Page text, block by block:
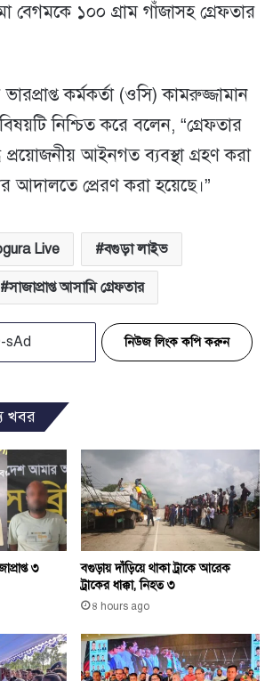
বেগমকে ১০০ গ্রাম গাঁজাসহ গ্রেফতার
কর্মকর্তা (ওসি) কামরুজ্জামান
নিশ্চিত করে বলেন, “গ্রেফতার
প্রয়োজনীয় আইনগত ব্যবস্থা গ্রহণ করা
আদালতে প্রেরণ করা হয়েছে।”
Live বগুড়া লাইভ
সাজাপ্রাপ্ত আসামি গ্রেফতার
নিউজ লিংক কপি করুন
খবর
৩
বগুড়ায় দাঁড়িয়ে থাকা ট্রাকে আরেক
ট্রাকের ধাক্কা, নিহত ৩
৪ hours ago